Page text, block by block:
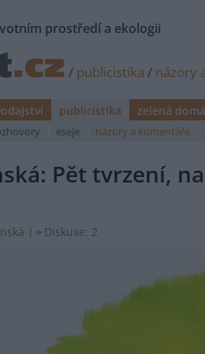
prostředí a ekologii
/ publicistika / názory
publicistika zelená
eseje názory a komentáře
Pět tvrzení,
| Diskuse: 2